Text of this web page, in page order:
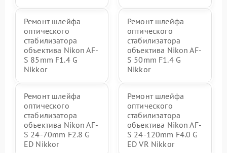
Ремонт шлейфа
оптического
стабилизатора
объектива Nikon AF-
S 85mm F1.4 G
Nikkor
Ремонт шлейфа
оптического
стабилизатора
объектива Nikon AF-
S 50mm F1.4 G
Nikkor
Ремонт шлейфа
оптического
стабилизатора
объектива Nikon AF-
S 24-70mm F2.8 G
ED Nikkor
Ремонт шлейфа
оптического
стабилизатора
объектива Nikon AF-
S 24-120mm F4.0 G
ED VR Nikkor